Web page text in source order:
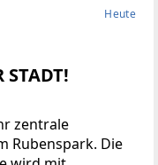
Heute
zentrale
Rubenspark. Die